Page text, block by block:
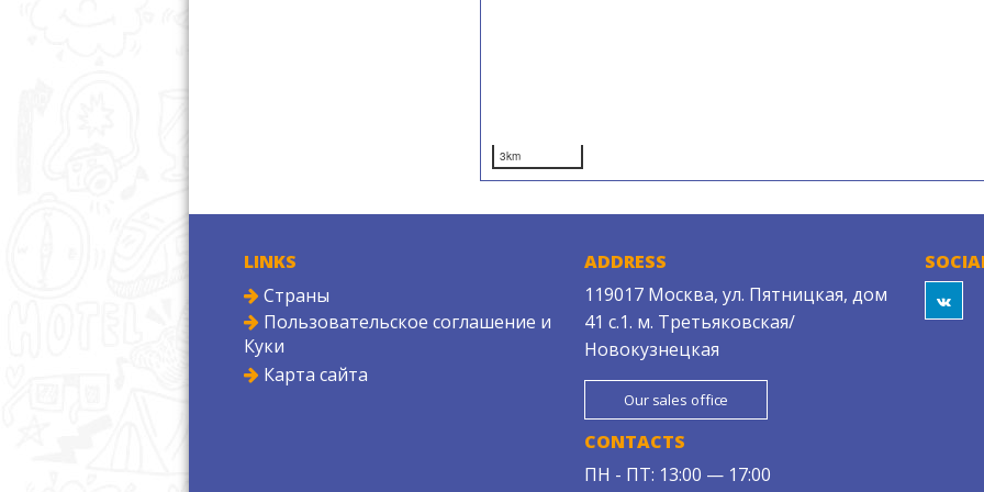
3km
LINKS
Страны
Пользовательское соглашение и
Куки
Карта сайта
ADDRESS
119017 Москва, ул. Пятницкая, дом
41 с.1. м. Третьяковская/
Новокузнецкая
Our sales office
CONTACTS
ПН - ПТ: 13:00 — 17:00